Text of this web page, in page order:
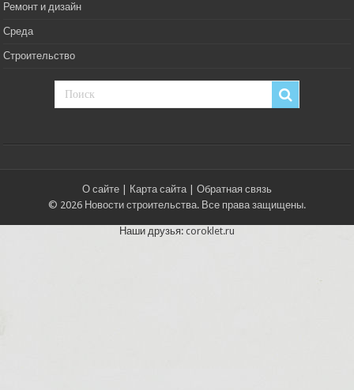
Ремонт и дизайн
Среда
Строительство
О сайте Карта сайта| Обратная связь
© 2026 Новости строительства. Все права защищены.
Наши друзья: coroklet.ru